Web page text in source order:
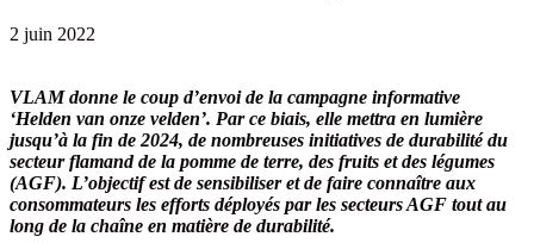
2 juin 2022
VLAM donne le coup d’envoi de la campagne informative
‘Helden van onze velden’. Par ce biais, elle mettra en lumière
jusqu’à la fin de 2024, de nombreuses initiatives de durabilité du
secteur flamand de la pomme de terre, des fruits et des légumes
(AGF). L’objectif est de sensibiliser et de faire connaître aux
consommateurs les efforts déployés par les secteurs AGF tout au
long de la chaîne en matière de durabilité.